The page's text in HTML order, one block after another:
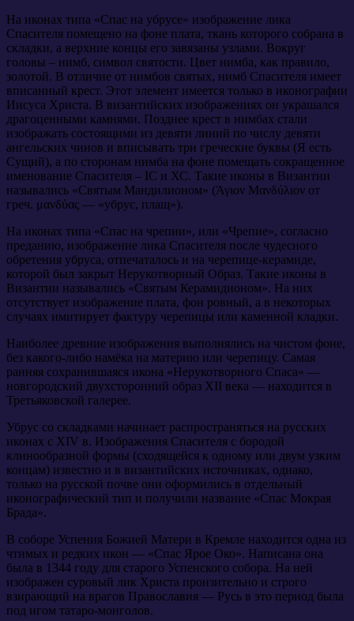
На иконах типа «Спас на убрусе» изображение лика
Спасителя помещено на фоне плата, ткань которого собрана в
складки, а верхние концы его завязаны узлами. Вокруг
головы – нимб, символ святости. Цвет нимба, как правило,
золотой. В отличие от нимбов святых, нимб Спасителя имеет
вписанный крест. Этот элемент имеется только в иконографии
Иисуса Христа. В византийских изображениях он украшался
драгоценными камнями. Позднее крест в нимбах стали
изображать состоящими из девяти линий по числу девяти
ангельских чинов и вписывать три греческие буквы (Я есть
Сущий), а по сторонам нимба на фоне помещать сокращенное
именование Спасителя – IС и ХС. Такие иконы в Византии
назывались «Святым Мандилионом» (Άγιον Μανδύλιον от
греч. μανδύας — «убрус, плащ»).
На иконах типа «Спас на чрепии», или «Чрепие», согласно
преданию, изображение лика Спасителя после чудесного
обретения убруса, отпечаталось и на черепице-керамиде,
которой был закрыт Нерукотворный Образ. Такие иконы в
Византии назывались «Святым Керамидионом». На них
отсутствует изображение плата, фон ровный, а в некоторых
случаях имитирует фактуру черепицы или каменной кладки.
Наиболее древние изображения выполнялись на чистом фоне,
без какого-либо намёка на материю или черепицу. Самая
ранняя сохранившаяся икона «Нерукотворного Спаса» —
новгородский двухсторонний образ XII века — находится в
Третьяковской галерее.
Убрус со складками начинает распространяться на русских
иконах с ХIV в. Изображения Спасителя с бородой
клинообразной формы (сходящейся к одному или двум узким
концам) известно и в византийских источниках, однако,
только на русской почве они оформились в отдельный
иконографический тип и получили название «Спас Мокрая
Брада».
В соборе Успения Божией Матери в Кремле находится одна из
чтимых и редких икон — «Спас Ярое Око». Написана она
была в 1344 году для старого Успенского собора. На ней
изображен суровый лик Христа пронзительно и строго
взирающий на врагов Православия — Русь в это период была
под игом татаро-монголов.